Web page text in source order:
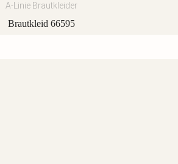
A-Linie Brautkleider
Brautkleid 66595